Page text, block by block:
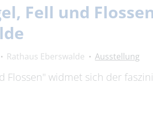
Fell und
Rathaus Eberswalde Ausstellung
Flossen" widmet sich der